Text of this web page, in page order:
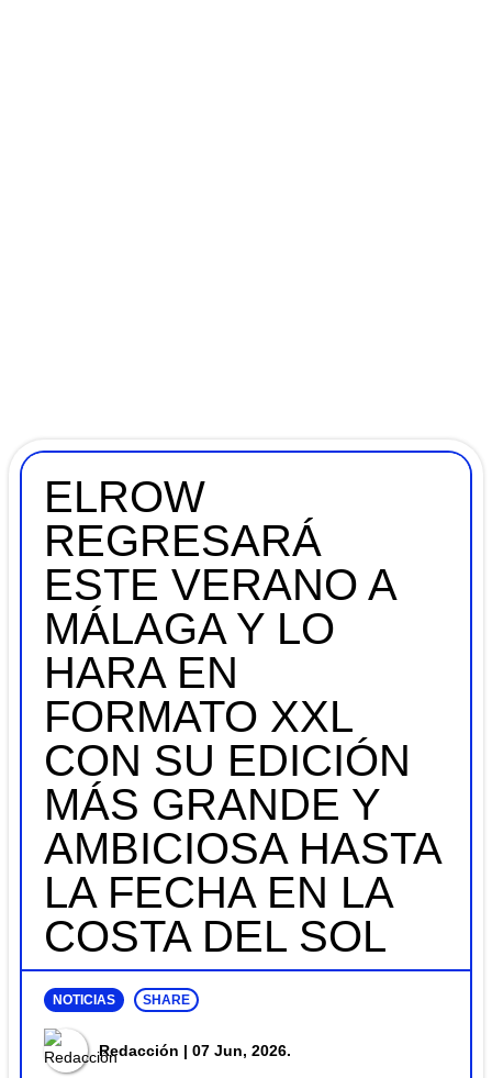
ELROW
REGRESARÁ
ESTE VERANO A
MÁLAGA Y LO
HARA EN
FORMATO XXL
CON SU EDICIÓN
MÁS GRANDE Y
AMBICIOSA HASTA
LA FECHA EN LA
COSTA DEL SOL
NOTICIAS SHARE
Redacción | 07 Jun, 2026.